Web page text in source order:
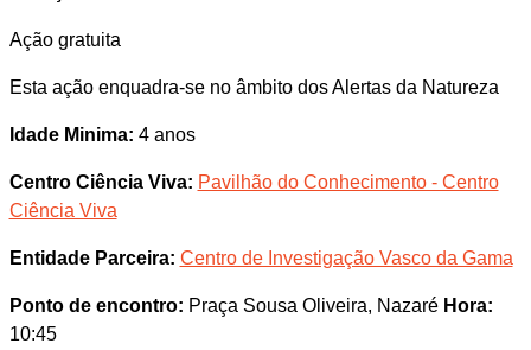
Ação gratuita
Esta ação enquadra-se no âmbito dos Alertas da Natureza
Idade Minima: 4 anos
Centro Ciência Viva: Pavilhão do Conhecimento - Centro
Ciência Viva
Entidade Parceira: Centro de Investigação Vasco da Gama
Ponto de encontro: Praça Sousa Oliveira, Nazaré Hora:
10:45